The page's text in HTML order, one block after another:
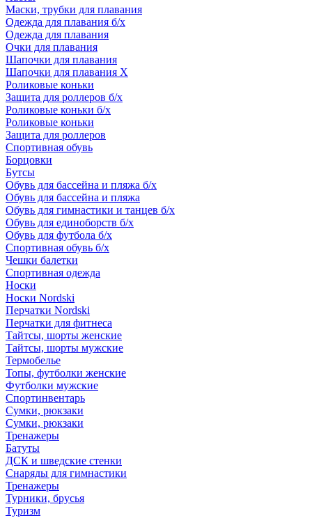
Маски, трубки для плавания
Одежда для плавания б/х
Одежда для плавания
Очки для плавания
Шапочки для плавания
Шапочки для плавания Х
Роликовые коньки
Защита для роллеров б/х
Роликовые коньки б/х
Роликовые коньки
Защита для роллеров
Спортивная обувь
Борцовки
Бутсы
Обувь для бассейна и пляжа б/х
Обувь для бассейна и пляжа
Обувь для гимнастики и танцев б/х
Обувь для единоборств б/х
Обувь для футбола б/х
Спортивная обувь б/х
Чешки балетки
Спортивная одежда
Носки
Носки Nordski
Перчатки Nordski
Перчатки для фитнеса
Тайтсы, шорты женские
Тайтсы, шорты мужские
Термобелье
Топы, футболки женские
Футболки мужские
Спортинвентарь
Сумки, рюкзаки
Сумки, рюкзаки
Тренажеры
Батуты
ДСК и шведские стенки
Снаряды для гимнастики
Тренажеры
Турники, брусья
Туризм